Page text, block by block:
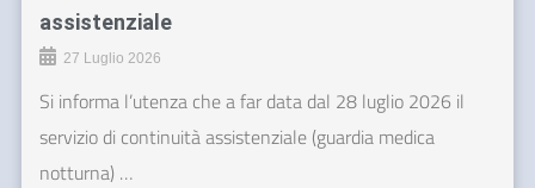
assistenziale
27 Luglio 2026
Si informa l’utenza che a far data dal 28 luglio 2026 il
servizio di continuità assistenziale (guardia medica
notturna) …